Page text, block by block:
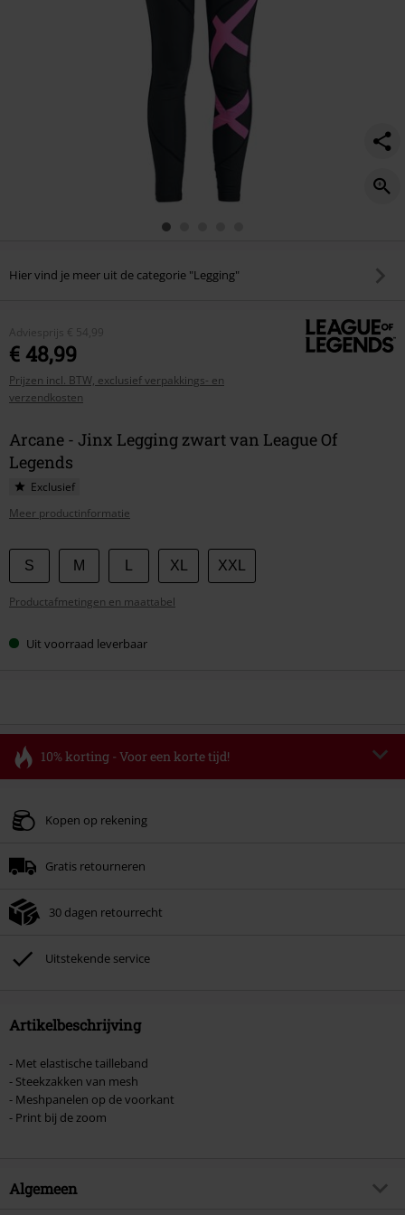
Hier vind je meer uit de categorie "Legging"
Adviesprijs € 54,99
€ 48,99
Prijzen incl. BTW, exclusief verpakkings- en
verzendkosten
Arcane - Jinx Legging zwart van League Of
Legends
Exclusief
Meer productinformatie
Kies
je
maat
S M XL XXL
Productafmetingen en maattabel
Uit voorraad leverbaar
10% korting - Voor een korte tijd!
Geldig t/m 11-08-2026
Zodra je de code hebt ingevoerd, wordt de korting automatisch verrekend in
Kan niet gecombineerd worden met andere kortingscodes. Boeken, media,
Toten Hosen, Metality, cadeaubonnen en artikelen met een inbegrepen
donatie zijn uitgesloten van de korting.
Kopen op rekening
Gratis retourneren
30 dagen retourrecht
Uitstekende service
Artikelbeschrijving
- Met elastische tailleband
- Steekzakken van mesh
- Meshpanelen op de voorkant
- Print bij de zoom
Algemeen